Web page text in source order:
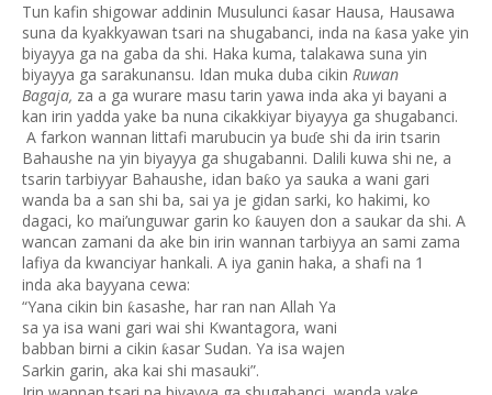
Tun kafin shigowar addinin Musulunci ƙasar Hausa, Hausawa
suna da kyakkyawan tsari na shugabanci, inda na ƙasa yake yin
biyayya ga na gaba da shi. Haka kuma, talakawa suna yin
biyayya ga sarakunansu. Idan muka duba cikin Ruwan
Bagaja, za a ga wurare masu tarin yawa inda aka yi bayani a
kan irin yadda yake ba nuna cikakkiyar biyayya ga shugabanci.
A farkon wannan littafi marubucin ya buɗe shi da irin tsarin
Bahaushe na yin biyayya ga shugabanni. Dalili kuwa shi ne, a
tsarin tarbiyyar Bahaushe, idan baƙo ya sauka a wani gari
wanda ba a san shi ba, sai ya je gidan sarki, ko hakimi, ko
dagaci, ko mai’unguwar garin ko ƙauyen don a saukar da shi. A
wancan zamani da ake bin irin wannan tarbiyya an sami zama
lafiya da kwanciyar hankali. A iya ganin haka, a shafi na 1
inda aka bayyana cewa:
“Yana cikin bin ƙasashe, har ran nan Allah Ya
sa ya isa wani gari wai shi Kwantagora, wani
babban birni a cikin ƙasar Sudan. Ya isa wajen
Sarkin garin, aka kai shi masauki”.